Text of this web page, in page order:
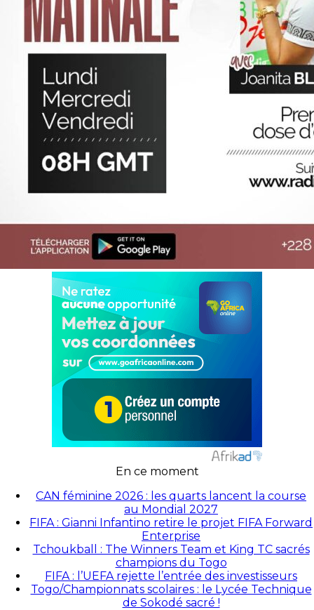
En ce moment
CAN féminine 2026 : les quarts lancent la course
au Mondial 2027
FIFA : Gianni Infantino retire le projet FIFA Forward
Enterprise
Tchoukball : The Winners Team et King TC sacrés
champions du Togo
FIFA : l’UEFA rejette l’entrée des investisseurs
Togo/Championnats scolaires : le Lycée Technique
de Sokodé sacré !